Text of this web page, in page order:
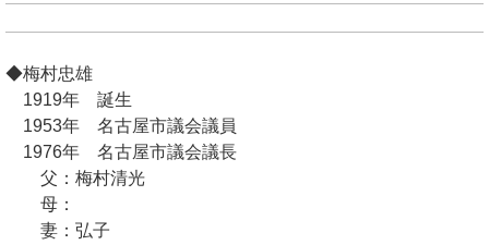
◆梅村忠雄
1919年 誕生
1953年 名古屋市議会議員
1976年 名古屋市議会議長
父：梅村清光
母：
妻：弘子